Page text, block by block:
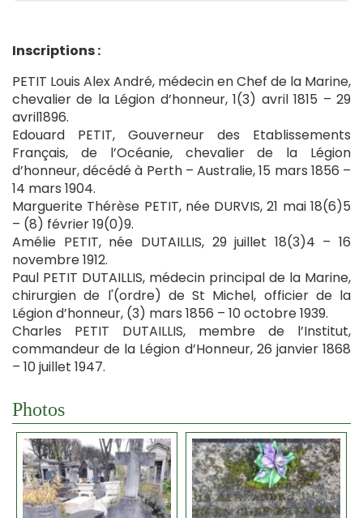
Inscriptions :
PETIT Louis Alex André, médecin en Chef de la Marine,
chevalier de la Légion d’honneur, 1(3) avril 1815 – 29
avril1896.
Edouard PETIT, Gouverneur des Etablissements
Français, de l’Océanie, chevalier de la Légion
d’honneur, décédé à Perth – Australie, 15 mars 1856 –
14 mars 1904.
Marguerite Thérèse PETIT, née DURVIS, 21 mai 18(6)5
– (8) février 19(0)9.
Amélie PETIT, née DUTAILLIS, 29 juillet 18(3)4 – 16
novembre 1912.
Paul PETIT DUTAILLIS, médecin principal de la Marine,
chirurgien de l'(ordre) de St Michel, officier de la
Légion d’honneur, (3) mars 1856 – 10 octobre 1939.
Charles PETIT DUTAILLIS, membre de l’Institut,
commandeur de la Légion d’Honneur, 26 janvier 1868
– 10 juillet 1947.
Photos